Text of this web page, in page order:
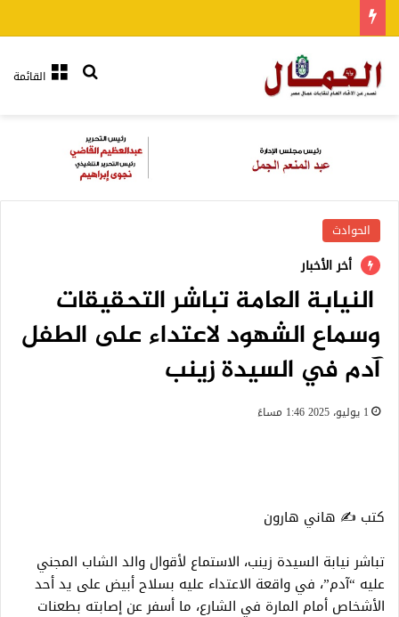
القائمةبحث عن
الحوادث
أخر الأخبار
النيابة العامة تباشر التحقيقات
وسماع الشهود لاعتداء على الطفل
آدم في السيدة زينب
1 يوليو، 2025 1:46 مساءً
كتب ✍️ هاني هارون
تباشر نيابة السيدة زينب، الاستماع لأقوال والد الشاب المجني
عليه “آدم”، في واقعة الاعتداء عليه بسلاح أبيض على يد أحد
الأشخاص أمام المارة في الشارع، ما أسفر عن إصابته بطعنات